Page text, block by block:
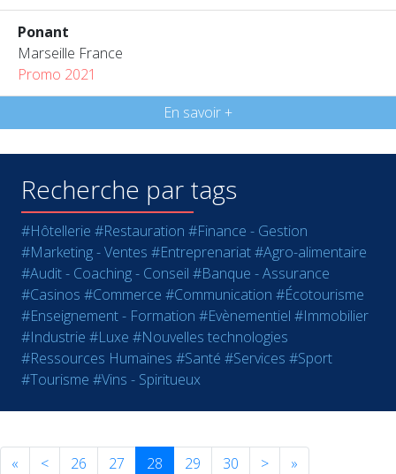
Ponant
Marseille France
Promo 2021
En savoir +
Recherche par tags
#Hôtellerie #Restauration #Finance - Gestion
#Marketing - Ventes #Entreprenariat#Agro-alimentaire
#Audit - Coaching - Conseil #Banque - Assurance
#Casinos #Commerce #Communication #Écotourisme
#Enseignement - Formation #Evènementiel #Immobilier
#Industrie #Luxe #Nouvelles technologies
#Ressources Humaines #Santé #Services #Sport
#Tourisme #Vins - Spiritueux
« < 26 27 28 29 30 > »